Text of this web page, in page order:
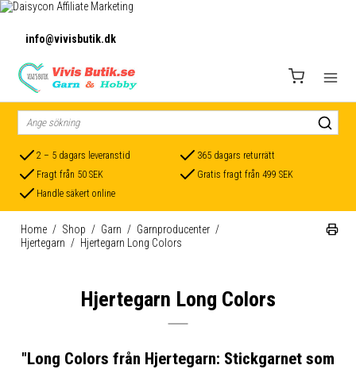
info@vivisbutik.dk
2 – 5 dagars leveranstid
365 dagars returrätt
Fragt från 50 SEK
Gratis fragt från 499 SEK
Handle säkert online
Home / Shop / Garn / Garnproducenter /
Hjertegarn / Hjertegarn Long Colors
Hjertegarn Long Colors
"Long Colors från Hjertegarn: Stickgarnet som